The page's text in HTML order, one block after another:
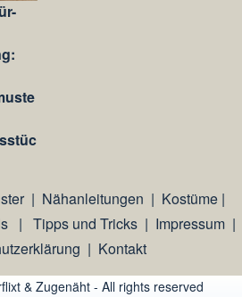
| Nähanleitungen | Kostüme|
| Tipps und Tricks| Impressum|
| Kontakt
& Zugenäht - All rights reserved